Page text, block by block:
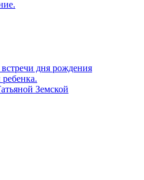
дня рождения
Земской